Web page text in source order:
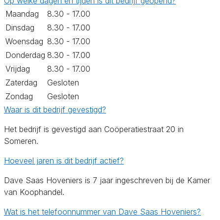
Maandag
8.30 - 17.00
Dinsdag
8.30 - 17.00
Woensdag 8.30 - 17.00
Donderdag 8.30 - 17.00
Vrijdag
8.30 - 17.00
Zaterdag
Gesloten
Zondag
Gesloten
Waar is dit bedrijf gevestigd?
Het bedrijf is gevestigd aan Coöperatiestraat 20 in
Someren.
Hoeveel jaren is dit bedrijf actief?
Dave Saas Hoveniers is 7 jaar ingeschreven bij de Kamer
van Koophandel.
Wat is het telefoonnummer van Dave Saas Hoveniers?